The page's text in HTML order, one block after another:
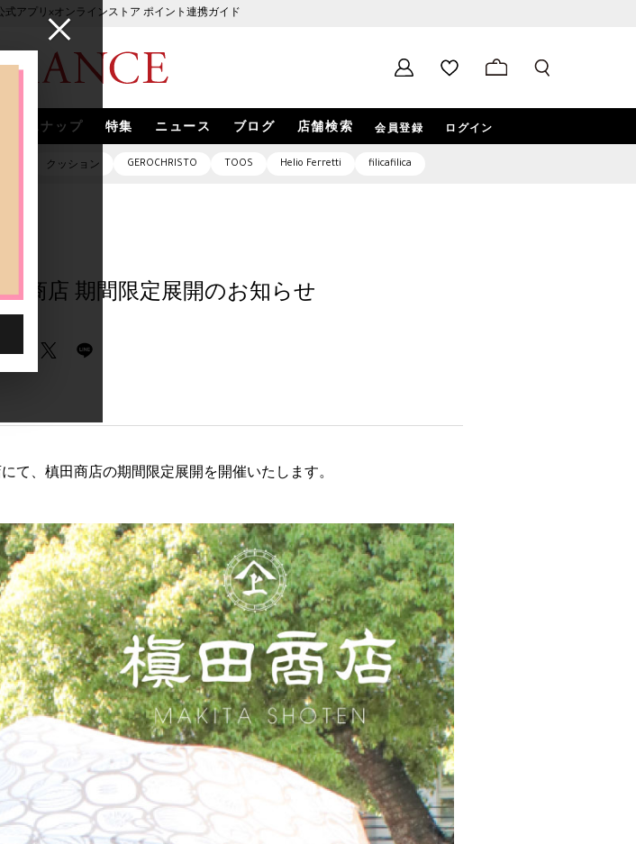
アプリ×オンラインストア ポイント連携ガイド
スナップ 特集 ニュース ブログ 店舗検索 会員登録 ログイン
クッション GEROCHRISTO TOOS Helio Ferretti filicafilica
商店 期間限定展開のお知らせ
て、槙田商店の期間限定展開を開催いたします。